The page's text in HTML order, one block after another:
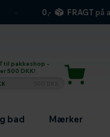
FRAGTpå alle
til pakkeshop -
500 DKK!
bad Mærker